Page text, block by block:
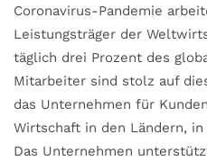
Coronavirus-Pandemie
Leistungsträger der
täglich drei Prozent des
Mitarbeiter sind stolz auf
das Unternehmen für
Wirtschaft in den Ländern,
Das Unternehmen